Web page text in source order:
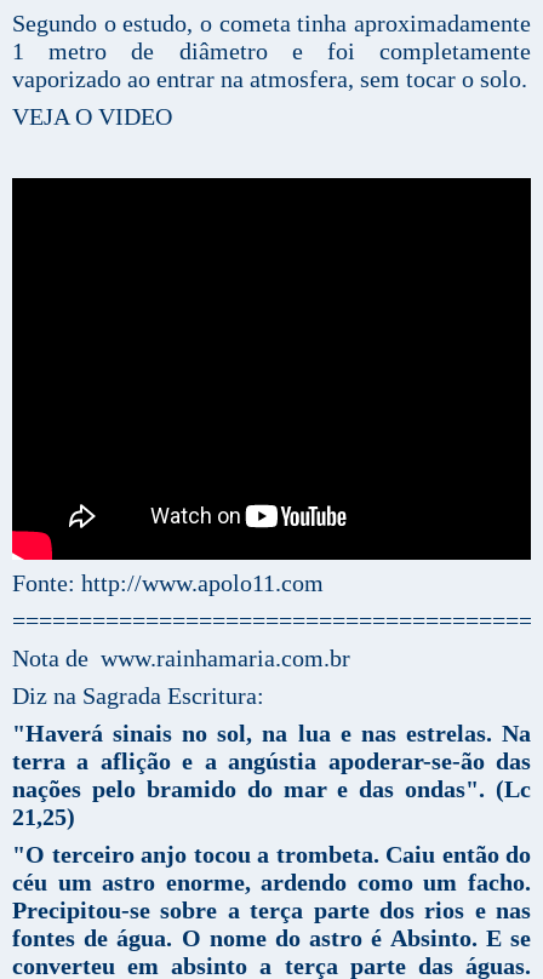
Segundo o estudo, o cometa tinha aproximadamente
1 metro de diâmetro e foi completamente
vaporizado ao entrar na atmosfera, sem tocar o solo.
VEJA O VIDEO
Fonte: http://www.apolo11.com
Nota de www.rainhamaria.com.br
Diz na Sagrada Escritura:
"Haverá sinais no sol, na lua e nas estrelas. Na
terra a aflição e a angústia apoderar-se-ão das
nações pelo bramido do mar e das ondas". (Lc
21,25)
"O terceiro anjo tocou a trombeta. Caiu então do
céu um astro enorme, ardendo como um facho.
Precipitou-se sobre a terça parte dos rios e nas
fontes de água. O nome do astro é Absinto. E se
converteu em absinto a terça parte das águas.